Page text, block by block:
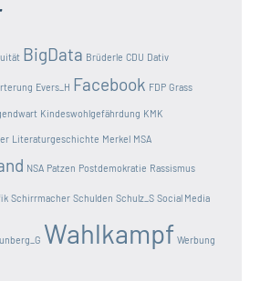
BigData Brüderle CDU Dativ
Evers_H Facebook FDP Grass
Kindeswohlgefährdung KMK
Literaturgeschichte Merkel MSA
NSA Patzen Postdemokratie Rassismus
Schirrmacher Schulden Schulz_S Social Media
Wahlkampf Werbung